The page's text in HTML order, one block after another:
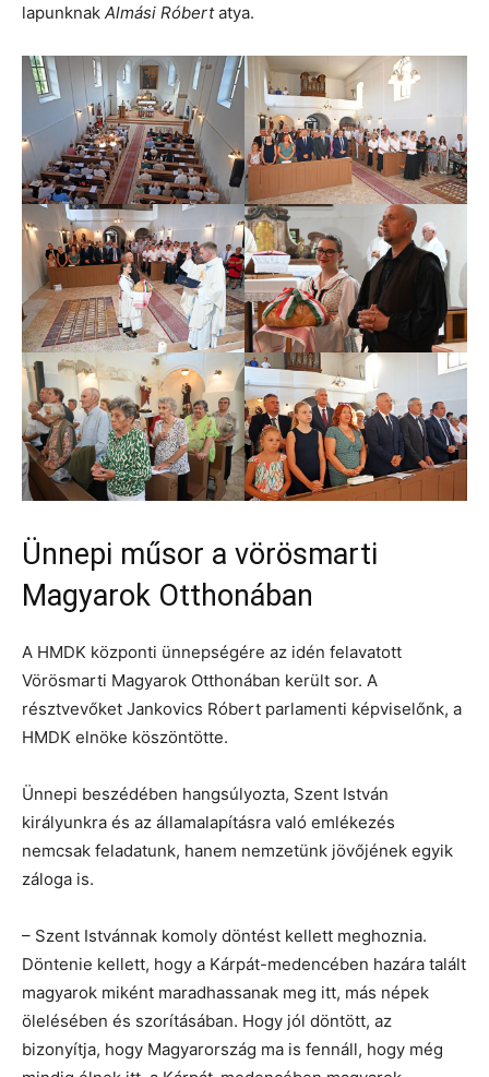
lapunknak Almási Róbertatya.
Ünnepi műsor a vörösmarti
Magyarok Otthonában
A HMDK központi ünnepségére az idén felavatott
Vörösmarti Magyarok Otthonában került sor. A
résztvevőket Jankovics Róbert parlamenti képviselőnk, a
HMDK elnöke köszöntötte.
Ünnepi beszédében hangsúlyozta, Szent István
királyunkra és az államalapításra való emlékezés
nemcsak feladatunk, hanem nemzetünk jövőjének egyik
záloga is.
– Szent Istvánnak komoly döntést kellett meghoznia.
Döntenie kellett, hogy a Kárpát-medencében hazára talált
magyarok miként maradhassanak meg itt, más népek
ölelésében és szorításában. Hogy jól döntött, az
bizonyítja, hogy Magyarország ma is fennáll, hogy még